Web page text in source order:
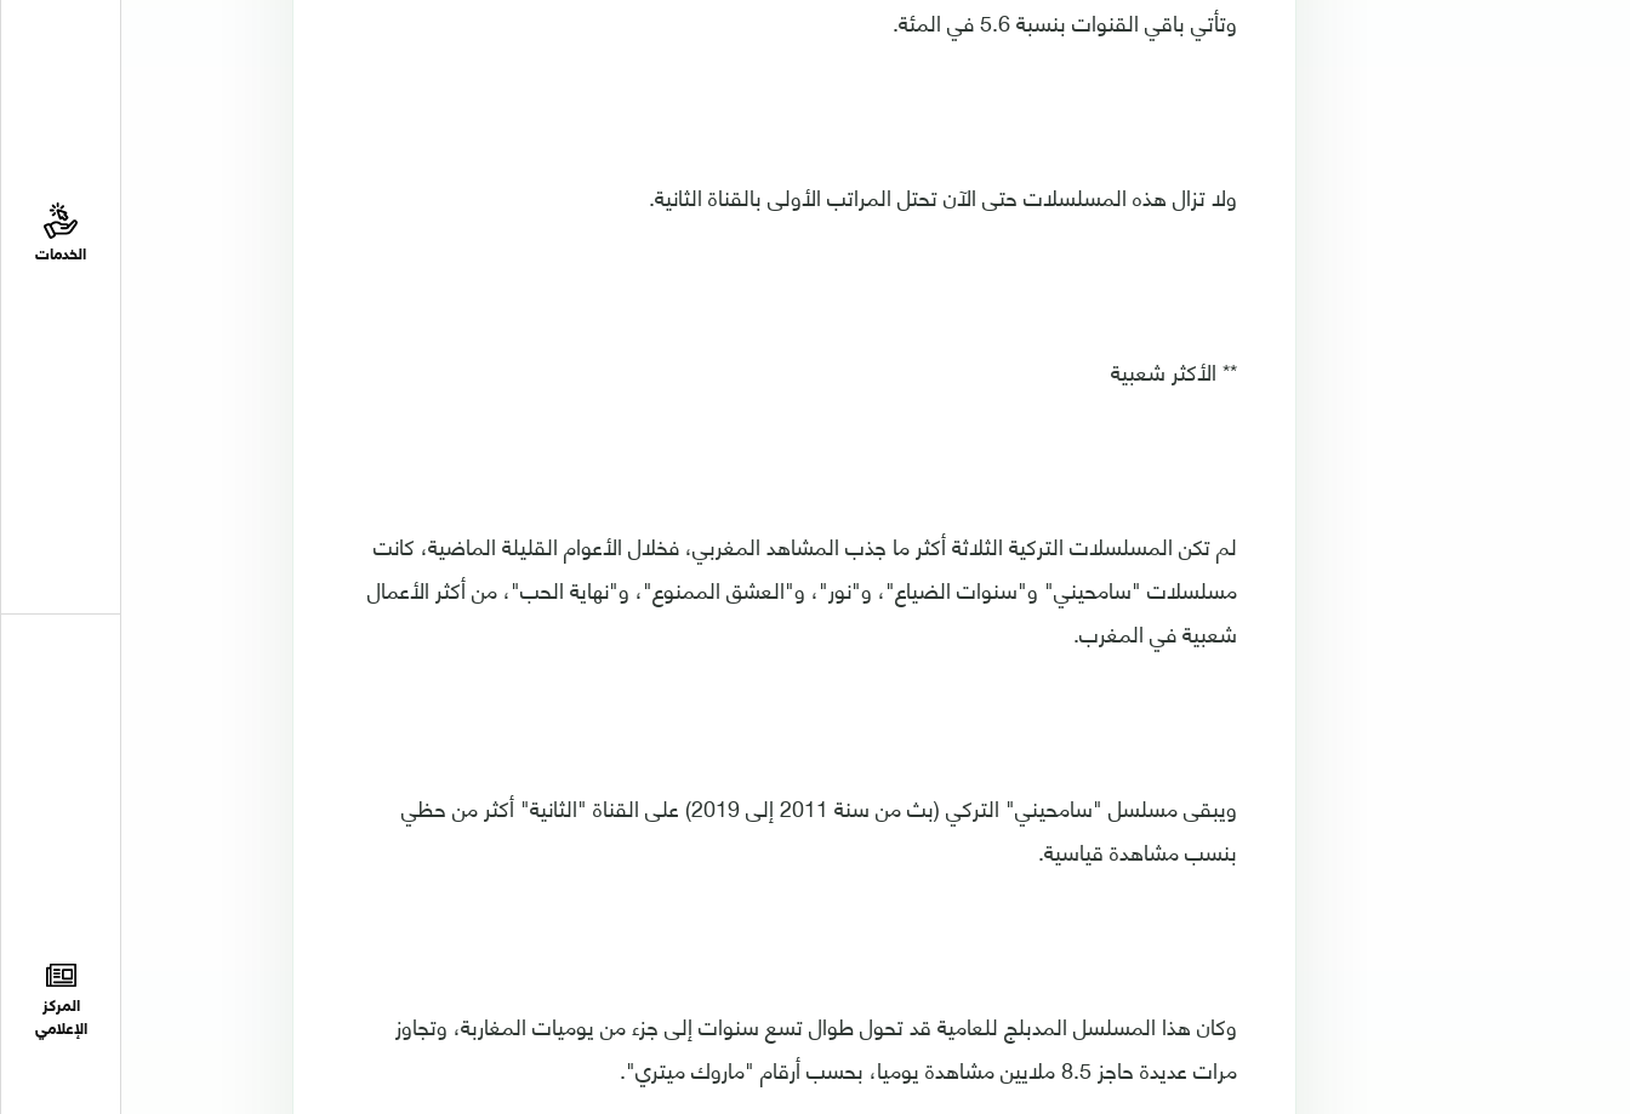
الخدمات
المركز
الإعلامي
وتأتي باقي القنوات بنسبة 5.6 في المئة.
ولا تزال هذه المسلسلات حتى الآن تحتل المراتب الأولى بالقناة الثانية.
** الأكثر شعبية
لم تكن المسلسلات التركية الثلاثة أكثر ما جذب المشاهد المغربي، فخلال الأعوام القليلة الماضية، كانت
مسلسلات "سامحيني" و"سنوات الضياع"، و"نور"، و"العشق الممنوع"، و"نهاية الحب"، من أكثر الأعمال
شعبية في المغرب.
ويبقى مسلسل "سامحيني" التركي (بث من سنة 2011 إلى 2019) على القناة "الثانية" أكثر من حظي
بنسب مشاهدة قياسية.
وكان هذا المسلسل المدبلج للعامية قد تحول طوال تسع سنوات إلى جزء من يوميات المغاربة، وتجاوز
مرات عديدة حاجز 8.5 ملايين مشاهدة يوميا، بحسب أرقام "ماروك ميتري".